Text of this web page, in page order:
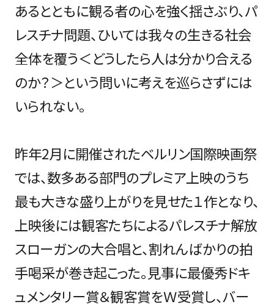
あるとともに観る者の心を強く揺さぶり、パ
レスチナ問題、ひいては我々の生きる社会
全体を覆う＜どうしたら人は分かり合える
のか？＞という問いに考えを巡らさずには
いられない。
昨年2月に開催されたベルリン国際映画祭
では、数多ある部門のプレミア上映のうち
最も大きな盛り上がりを見せた１作となり、
上映後には観客たちによるパレスチナ解放
スローガンの大合唱と、割れんばかりの拍
手喝采が巻き起こった。見事に最優秀ドキ
ュメンタリー賞＆観客賞をＷ受賞し、バー